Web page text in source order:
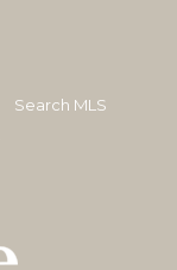
Search MLS